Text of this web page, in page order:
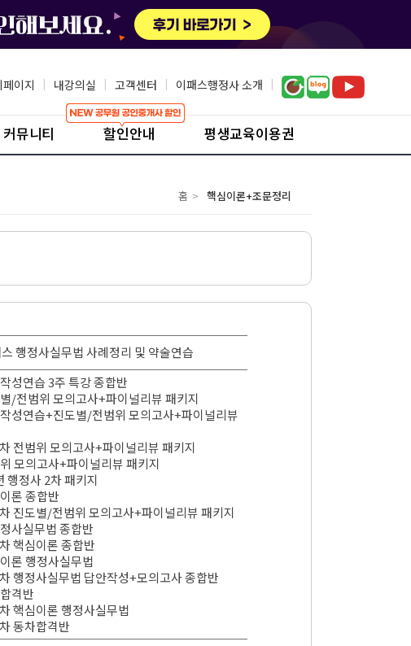
페이지 | 내강의실 | 고객센터 | 이패스행정사 소개 |
커뮤니티 할인안내 평생교육이용권
홈 > 핵심이론+조문정리
행정사실무법 사례정리 및 약술연습
성연습 3주 특강 종합반
/전범위 모의고사+파이널리뷰 패키지
성연습+진도별/전범위 모의고사+파이널리뷰
전범위 모의고사+파이널리뷰 패키지
모의고사+파이널리뷰 패키지
정사 2차 패키지
론 종합반
진도별/전범위 모의고사+파이널리뷰 패키지
사실무법 종합반
핵심이론 종합반
론 행정사실무법
행정사실무법 답안작성+모의고사 종합반
격반
핵심이론 행정사실무법
동차합격반